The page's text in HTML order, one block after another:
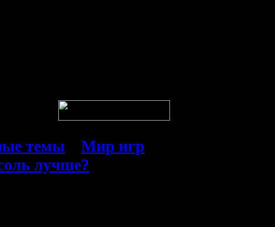
темы
Мир игр
лучше?